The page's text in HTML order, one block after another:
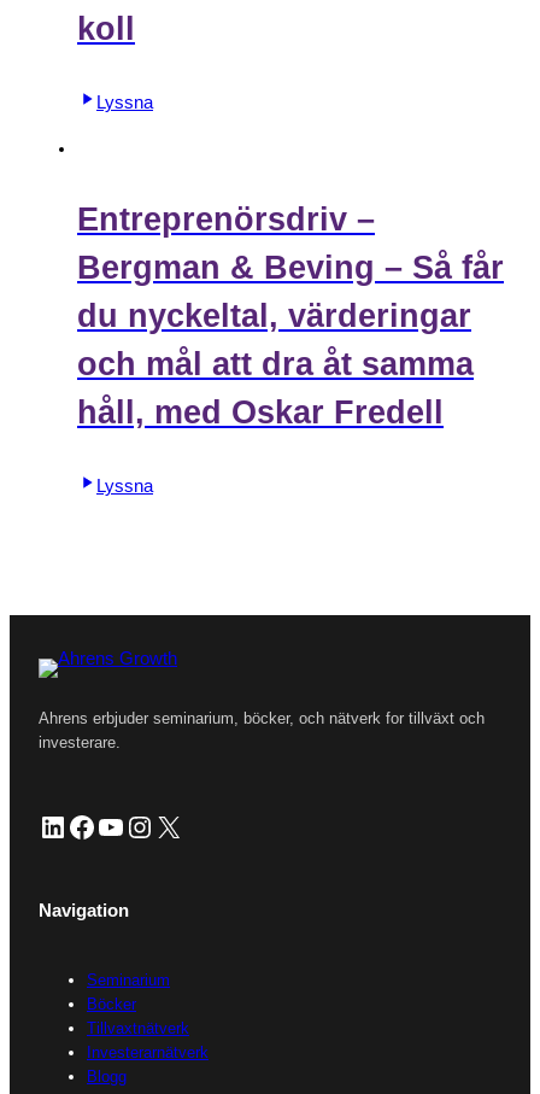
koll
Lyssna
Entreprenörsdriv –
Bergman & Beving – Så får
du nyckeltal, värderingar
och mål att dra åt samma
håll, med Oskar Fredell
Lyssna
Ahrens erbjuder seminarium, böcker, och nätverk for tillväxt och
investerare.
LinkedIn Facebook YouTube Instagram X
Navigation
Seminarium
Böcker
Tillvaxtnätverk
Investerarnätverk
Blogg